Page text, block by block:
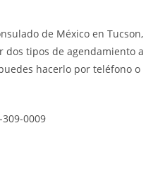
de México en Tucson,
dos tipos de agendamiento a
hacerlo por teléfono o
309-0009